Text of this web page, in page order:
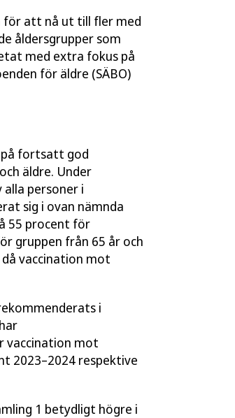
för att nå ut till fler med
åldersgrupper som
med extra fokus på
för äldre (SÄBO)
på fortsatt god
äldre. Under
personer i
sig i ovan nämnda
55 procent för
gruppen från 65 år och
vaccination mot
i
vaccination mot
2023–2024 respektive
1 betydligt högre i